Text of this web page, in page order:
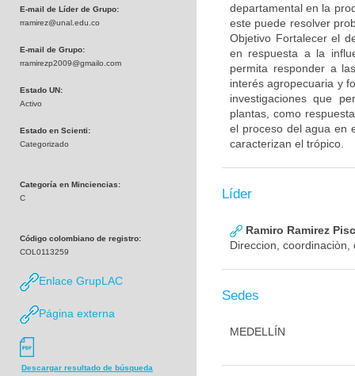
E-mail de Líder de Grupo:
rramirez@unal.edu.co
E-mail de Grupo:
rramirezp2009@gmailo.com
Estado UN:
Activo
Estado en Scienti:
Categorizado
Categoría en Minciencias:
C
Código colombiano de registro:
COL0113259
Enlace GrupLAC
Página externa
Descargar resultado de búsqueda
departamental en la
este puede resolver
Objetivo Fortalecer el
en respuesta a la
permita responder a
interés agropecuaria y
investigaciones que
plantas, como
el proceso del agua en
caracterizan el trópico.
Líder
Ramiro Ramirez
Direccion,
Sedes
MEDELLÍN